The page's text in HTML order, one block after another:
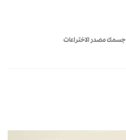
جسمك مصدر الاختراعات